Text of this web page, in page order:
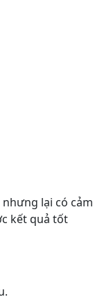
lại có cảm
kết quả tốt